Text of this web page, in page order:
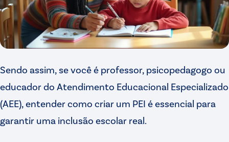
Sendo assim, se você é professor, psicopedagogo ou
educador do Atendimento Educacional Especializado
(AEE), entender como criar um PEI é essencial para
garantir uma inclusão escolar real.